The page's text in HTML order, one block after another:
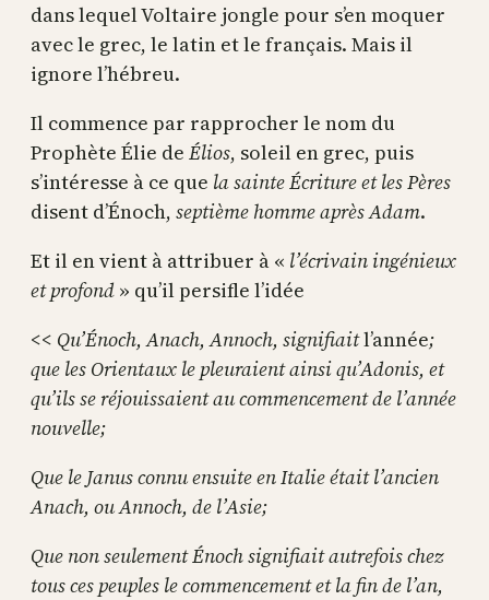
dans lequel Voltaire jongle pour s’en moquer
avec le grec, le latin et le français. Mais il
ignore l’hébreu.
Il commence par rapprocher le nom du
Prophète Élie de Élios, soleil en grec, puis
s’intéresse à ce que la sainte Écriture et les Pères
disent d’Énoch, septième homme après Adam.
Et il en vient à attribuer à « l’écrivain ingénieux
et profond » qu’il persifle l’idée
<< Qu’Énoch, Anach, Annoch, signifiaitl’année;
que les Orientaux le pleuraient ainsi qu’Adonis, et
qu’ils se réjouissaient au commencement de l’année
nouvelle;
Que le Janus connu ensuite en Italie était l’ancien
Anach, ou Annoch, de l’Asie;
Que non seulement Énoch signifiait autrefois chez
tous ces peuples le commencement et la fin de l’an,